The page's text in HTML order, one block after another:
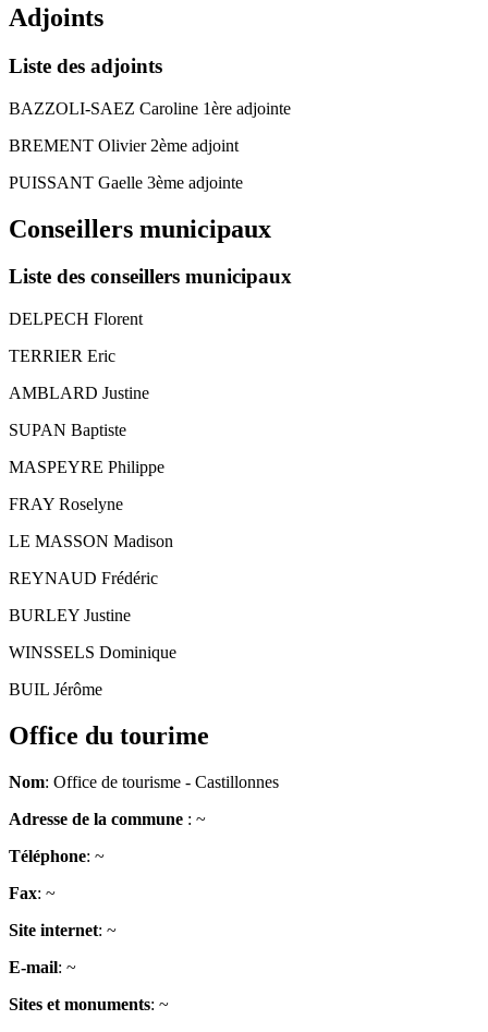
Adjoints
Liste des adjoints
BAZZOLI-SAEZ Caroline 1ère adjointe
BREMENT Olivier 2ème adjoint
PUISSANT Gaelle 3ème adjointe
Conseillers municipaux
Liste des conseillers municipaux
DELPECH Florent
TERRIER Eric
AMBLARD Justine
SUPAN Baptiste
MASPEYRE Philippe
FRAY Roselyne
LE MASSON Madison
REYNAUD Frédéric
BURLEY Justine
WINSSELS Dominique
BUIL Jérôme
Office du tourime
Nom: Office de tourisme - Castillonnes
Adresse de la commune : ~
Téléphone: ~
Fax: ~
Site internet: ~
E-mail: ~
Sites et monuments: ~